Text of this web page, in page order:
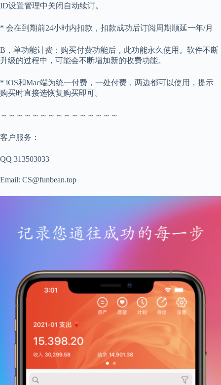
ID设置管理中关闭自动续订。
* 会在到期前24小时内扣款，扣款成功后订阅周期顺延一年/月
B，单功能计费：购买付费功能后，此功能永久使用。软件不断
升级的过程中，可能会不断增加新的收费功能。
* iOS和Mac端为统一付费，一处付费，两边都可以使用，提示
购买时直接选恢复购买即可。
～～～～～～～～～～～～～～～
客户服务：
QQ 313503033
Email: CS@funbean.top